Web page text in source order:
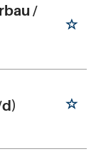
/